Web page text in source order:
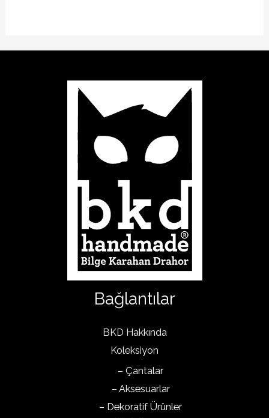
Bağlantılar
BKD Hakkında
Koleksiyon
– Çantalar
– Aksesuarlar
– Dekoratif Ürünler